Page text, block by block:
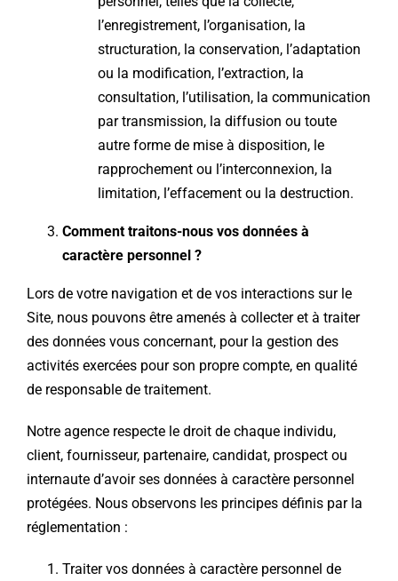
l’enregistrement, l’organisation, la
structuration, la conservation, l’adaptation
ou la modification, l’extraction, la
consultation, l’utilisation, la communication
par transmission, la diffusion ou toute
autre forme de mise à disposition, le
rapprochement ou l’interconnexion, la
limitation, l’effacement ou la destruction.
Comment traitons-nous vos données à
caractère personnel ?
Lors de votre navigation et de vos interactions sur le
Site, nous pouvons être amenés à collecter et à traiter
des données vous concernant, pour la gestion des
activités exercées pour son propre compte, en qualité
de responsable de traitement.
Notre agence respecte le droit de chaque individu,
client, fournisseur, partenaire, candidat, prospect ou
internaute d’avoir ses données à caractère personnel
protégées. Nous observons les principes définis par la
réglementation :
Traiter vos données à caractère personnel de